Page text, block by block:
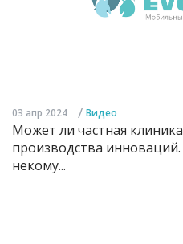
03 апр 2024 / Видео
Может ли частная
производства
некому...